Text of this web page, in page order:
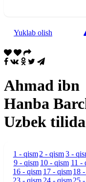
Yuklab olish
Ahmad ibn
Hanba
Uzbek
1 - qism2 - qism3 -
9 - qism 10 - qism 11 -
16 - qism 17 - qism18
23 - qism 24 - qism25